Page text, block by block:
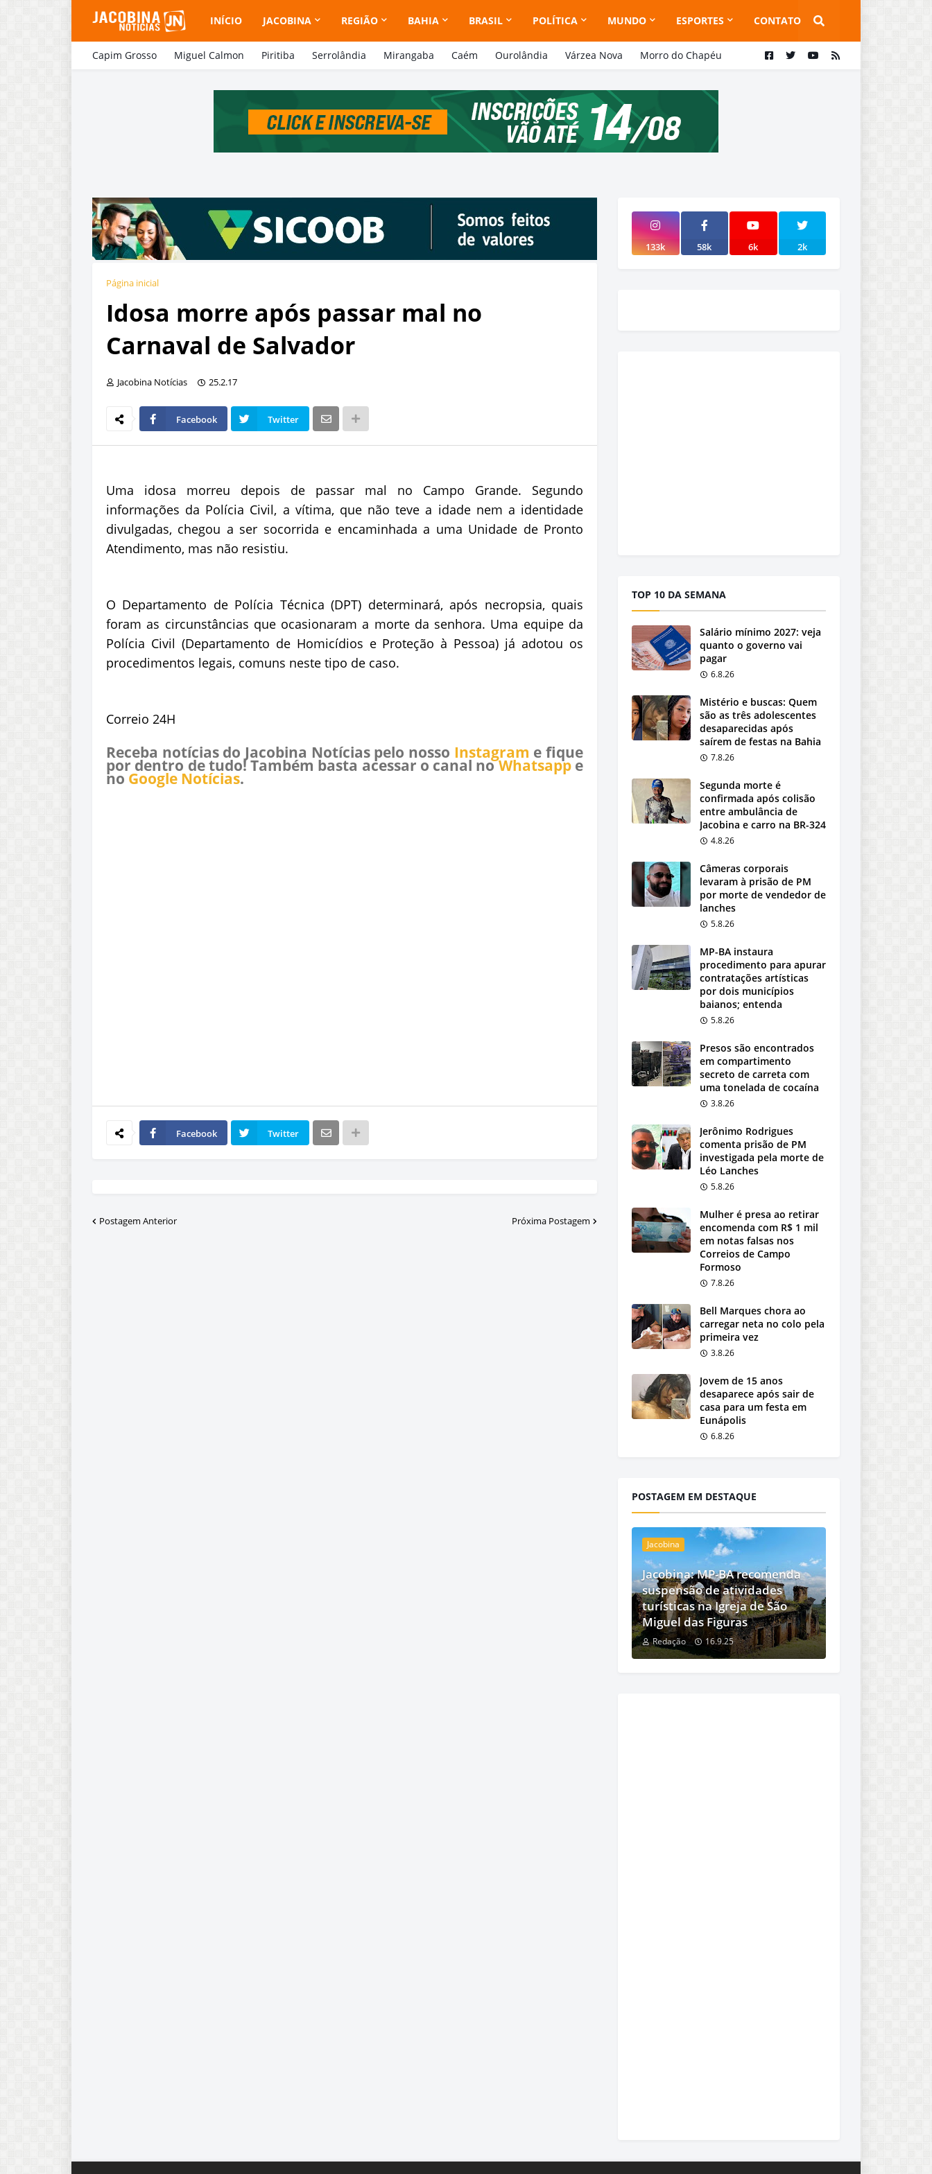
INÍCIO JACOBINA REGIÃO BAHIA BRASIL POLÍTICA MUNDO ESPORTES CONTATO
Capim Grosso Miguel Calmon Piritiba Serrolândia Mirangaba Caém Ourolândia Várzea Nova Morro do Chapéu
Página inicial
Idosa morre após passar mal no
Carnaval de Salvador
Jacobina Notícias 25.2.17
Facebook Twitter
Uma idosa morreu depois de passar mal no Campo Grande. Segundo
informações da Polícia Civil, a vítima, que não teve a idade nem a identidade
divulgadas, chegou a ser socorrida e encaminhada a uma Unidade de Pronto
Atendimento, mas não resistiu.
O Departamento de Polícia Técnica (DPT) determinará, após necropsia, quais
foram as circunstâncias que ocasionaram a morte da senhora. Uma equipe da
Polícia Civil (Departamento de Homicídios e Proteção à Pessoa) já adotou os
procedimentos legais, comuns neste tipo de caso.
Correio 24H
Receba notícias do Jacobina Notícias pelo nosso Instagram e fique
por dentro de tudo! Também basta acessar o canal noWhatsappe
no Google Notícias.
Facebook Twitter
Postagem Anterior Próxima Postagem
133k 58k 6k 2k
TOP 10 DA SEMANA
Salário mínimo 2027: veja
quanto o governo vai
pagar
6.8.26
Mistério e buscas: Quem
são as três adolescentes
desaparecidas após
saírem de festas na Bahia
7.8.26
Segunda morte é
confirmada após colisão
entre ambulância de
Jacobina e carro na BR-324
4.8.26
Câmeras corporais
levaram à prisão de PM
por morte de vendedor de
lanches
5.8.26
MP-BA instaura
procedimento para apurar
contratações artísticas
por dois municípios
baianos; entenda
5.8.26
Presos são encontrados
em compartimento
secreto de carreta com
uma tonelada de cocaína
3.8.26
Jerônimo Rodrigues
comenta prisão de PM
investigada pela morte de
Léo Lanches
5.8.26
Mulher é presa ao retirar
encomenda com R$ 1 mil
em notas falsas nos
Correios de Campo
Formoso
7.8.26
Bell Marques chora ao
carregar neta no colo pela
primeira vez
3.8.26
Jovem de 15 anos
desaparece após sair de
casa para um festa em
Eunápolis
6.8.26
POSTAGEM EM DESTAQUE
Jacobina
Jacobina: MP-BA recomenda
suspensão de atividades
turísticas na Igreja de São
Miguel das Figuras
Redação 16.9.25